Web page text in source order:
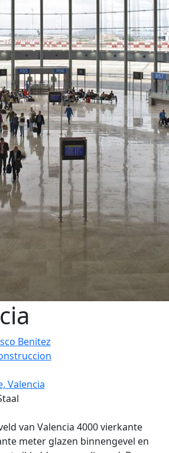
Benitez
Valencia
van Valencia 4000 vierkante
meter glazen binnengevel en